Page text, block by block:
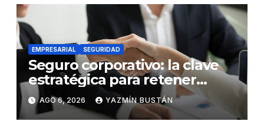
EMPRESARIAL SEGURIDAD
Seguro corporativo: la clave
estratégica para retener
talento en Ecuador
AGO 6, 2026 YAZMÍN BUSTÁN